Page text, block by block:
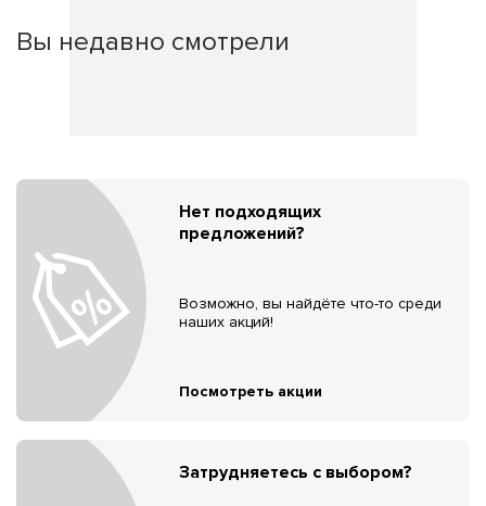
Вы недавно смотрели
Нет подходящих
предложений?
Возможно, вы найдёте что-то среди
наших акций!
Посмотреть акции
Затрудняетесь с выбором?